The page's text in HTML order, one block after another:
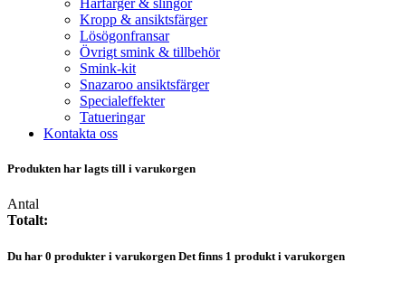
Hårfärger & slingor
Kropp & ansiktsfärger
Lösögonfransar
Övrigt smink & tillbehör
Smink-kit
Snazaroo ansiktsfärger
Specialeffekter
Tatueringar
Kontakta oss
Produkten har lagts till i varukorgen
Antal
Totalt:
Du har 0 produkter i varukorgen Det finns 1 produkt i varukorgen